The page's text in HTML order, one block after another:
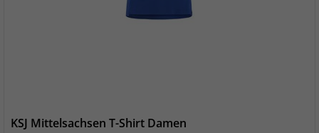
KSJ Mittelsachsen T-Shirt Damen